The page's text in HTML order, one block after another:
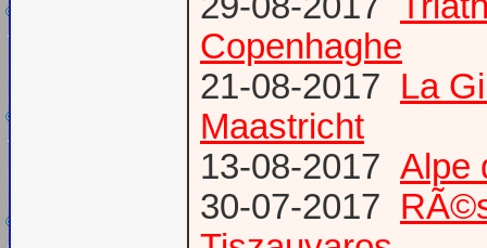
Copenhaghe
21-08-2017 La
Maastricht
13-08-2017 Alpe
30-07-2017